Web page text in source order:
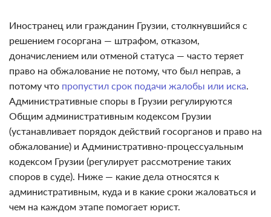
Иностранец или гражданин Грузии, столкнувшийся с
решением госоргана — штрафом, отказом,
доначислением или отменой статуса — часто теряет
право на обжалование не потому, что был неправ, а
потому что пропустил срок подачи жалобы или иска
Административные споры в Грузии регулируются
Общим административным кодексом Грузии
(устанавливает порядок действий госорганов и право на
обжалование) и Административно-процессуальным
кодексом Грузии (регулирует рассмотрение таких
споров в суде). Ниже — какие дела относятся к
административным, куда и в какие сроки жаловаться и
чем на каждом этапе помогает юрист.